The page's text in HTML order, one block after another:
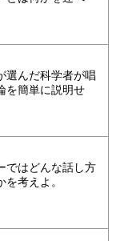
選んだ科学者が唱
を簡単に説明せ
ではどんな話し方
を考えよ。